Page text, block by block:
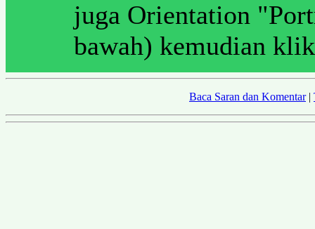
juga Orientation
bawah) kemudian
Baca Saran dan Komentar|